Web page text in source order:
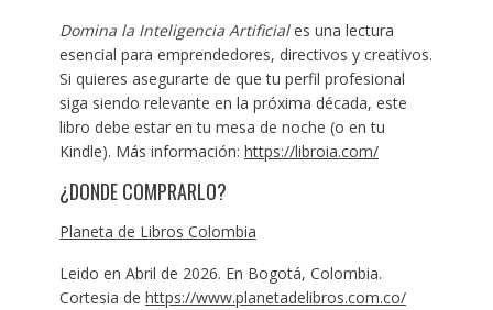
Domina la Inteligencia Artificiales una lectura
esencial para emprendedores, directivos y creativos.
Si quieres asegurarte de que tu perfil profesional
siga siendo relevante en la próxima década, este
libro debe estar en tu mesa de noche (o en tu
Kindle). Más información: https://libroia.com/
¿DONDE COMPRARLO?
Planeta de Libros Colombia
Leido en Abril de 2026. En Bogotá, Colombia.
Cortesia de https://www.planetadelibros.com.co/